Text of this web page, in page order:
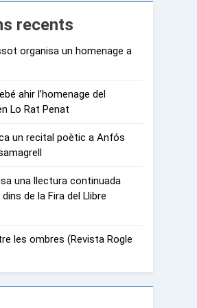
recents
organisa un homenage a
ahir l’homenage del
Lo Rat Penat
un recital poètic a Anfós
una llectura continuada
de la Fira del Llibre
les ombres (Revista Rogle